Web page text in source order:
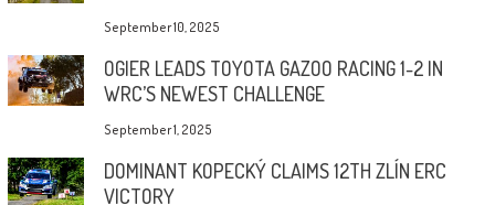
September 10, 2025
OGIER LEADS TOYOTA GAZOO RACING 1-2 IN
WRC’S NEWEST CHALLENGE
September 1, 2025
DOMINANT KOPECKÝ CLAIMS 12TH ZLÍN ERC
VICTORY